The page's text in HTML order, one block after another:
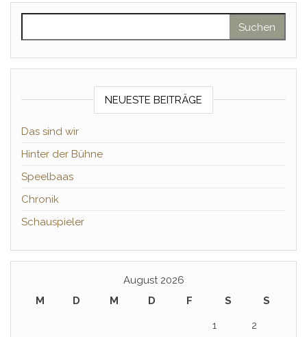
NEUESTE BEITRÄGE
Das sind wir
Hinter der Bühne
Speelbaas
Chronik
Schauspieler
August 2026
M
D M D F S
S
1
2